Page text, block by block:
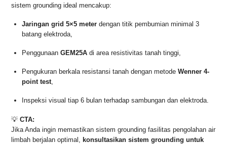
sistem grounding ideal mencakup:
Jaringan grid 5×5 meter dengan titik pembumian minimal 3
batang elektroda,
PenggunaanGEM25A di area resistivitas tanah tinggi,
Pengukuran berkala resistansi tanah dengan metodeWenner 4-
point test
Inspeksi visual tiap 6 bulan terhadap sambungan dan elektroda.
💡CTA:
Jika Anda ingin memastikan sistem grounding fasilitas pengolahan air
limbah berjalan optimal,
konsultasikan sistem grounding untuk